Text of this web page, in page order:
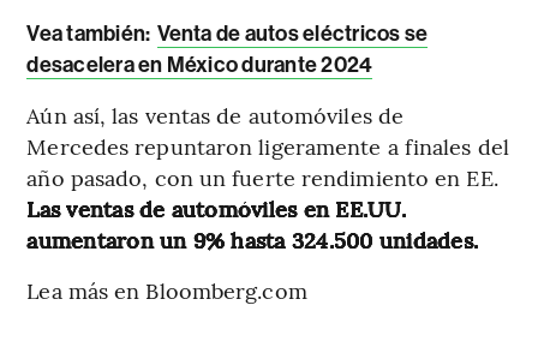
Vea también: Venta de autos eléctricos se
desacelera en México durante 2024
Aún así, las ventas de automóviles de
Mercedes repuntaron ligeramente a finales del
año pasado, con un fuerte rendimiento en EE.
Las ventas de automóviles en EE.UU.
aumentaron un 9% hasta 324.500 unidades.
Lea más en Bloomberg.com